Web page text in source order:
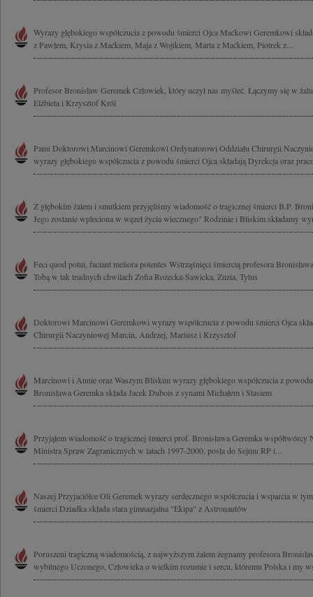
Wyrazy głębokiego współczucia z powodu śmierci Ojca Maćkowi Geremkowi
z Pawłem, Krysia z Maćkiem, Maja z Wojtkiem, Marta z Maćkiem, Piotrek z...
Profesor Bronisław Geremek Człowiek, który uczył nas myśleć. Łączymy się w
Elżbieta i Krzysztof Król
Panu Doktorowi Marcinowi Geremkowi Ordynatorowi Oddziału Chirurgii
wyrazy głębokiego współczucia z powodu śmierci Ojca składają Dyrekcja oraz
Z głębokim żalem i smutkiem przyjęliśmy wiadomość o tragicznej śmierci B.P.
Jego zostanie wpleciona w węzeł życia wiecznego" Rodzinie i Bliskim składamy
Feci quod potui, faciant meliora potentes Wstrząśnięci śmiercią profesora
Tobą w tak trudnych chwilach Zofia Rożecka-Sawicka, Zuzia, Tytus
Doktorowi Marcinowi Geremkowi wyrazy współczucia z powodu śmierci Ojca
Chirurgii Naczyniowej Marcin, Andrzej, Mariusz i Krzysztof
Marcinowi i Annie oraz Waszym Bliskim wyrazy głębokiego współczucia z
Bronisława Geremka składa Jacek Dubois z synami Michałem i Stasiem
Przyjąłem wiadomość o tragicznej śmierci prof. Bronisława Geremka współtwórcy
Ministra Spraw Zagranicznych w latach 1997-2000, posła do Sejmu RP i...
Naszej Przyjaciółce Oli Geremek wyrazy serdecznego współczucia i wsparcia w
śmierci Dziadka składa stara gimnazjalna "Ekipa" z Astronautów
Poruszeni tragiczną wiadomością, z najwyższym żalem żegnamy profesora
wybitnego Uczonego, Człowieka o wielkim rozumie i sercu, któremu Polska i my